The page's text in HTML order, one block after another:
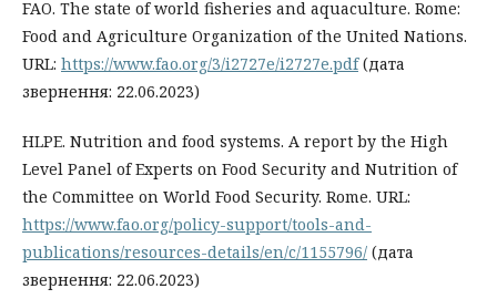
FAO. The state of world fisheries and aquaculture. Rome:
Food and Agriculture Organization of the United Nations.
URL: https://www.fao.org/3/i2727e/i2727e.pdf(дата
звернення: 22.06.2023)
HLPE. Nutrition and food systems. A report by the High
Level Panel of Experts on Food Security and Nutrition of
the Committee on World Food Security. Rome. URL:
https://www.fao.org/policy-support/tools-and-
publications/resources-details/en/c/1155796/ (дата
звернення: 22.06.2023)